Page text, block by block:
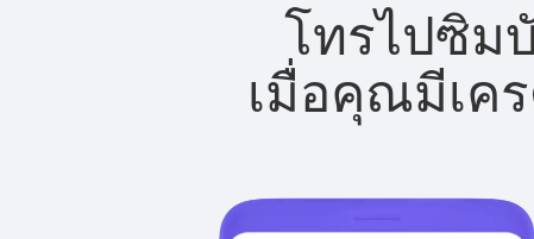
โทรไปซิม
เมื่อคุณมีเค